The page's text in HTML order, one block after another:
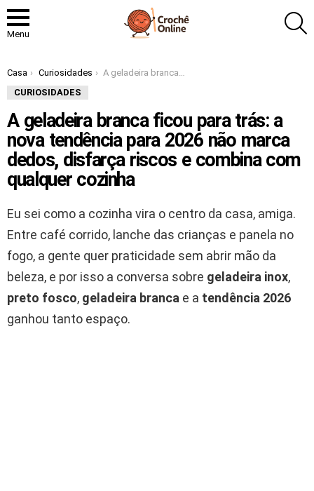
Menu
Você está aqui:
Casa Curiosidades
A geladeira branca ficou para trás: a nova tendência para 2026 não marca dedos, disfarça riscos e combina com qualquer cozinha
CURIOSIDADES
A geladeira branca ficou para trás: a
nova tendência para 2026 não marca
dedos, disfarça riscos e combina com
qualquer cozinha
Eu sei como a cozinha vira o centro da casa, amiga.
Entre café corrido, lanche das crianças e panela no
fogo, a gente quer praticidade sem abrir mão da
beleza, e por isso a conversa sobre geladeira inox,
preto fosco, geladeira branca e a tendência 2026
ganhou tanto espaço.